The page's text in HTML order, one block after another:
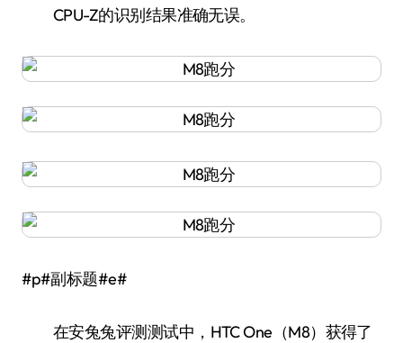
CPU-Z的识别结果准确无误。
#p#副标题#e#
在安兔兔评测测试中，HTC One（M8）获得了